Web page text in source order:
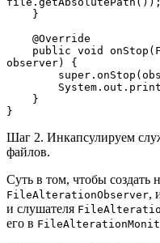
    }
    @Override
observer) {
    }
}
Шаг 2. Инкапсулируем
файлов.
Суть в том, чтобы создать
FileAlterationObserver,
и слушателя
его в